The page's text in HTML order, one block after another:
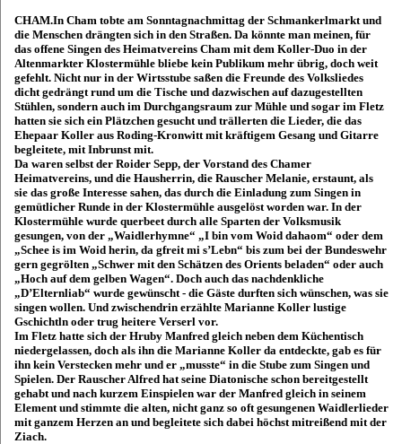
CHAM.In Cham tobte am Sonntagnachmittag der Schmankerlmarkt und
die Menschen drängten sich in den Straßen. Da könnte man meinen, für
das offene Singen des Heimatvereins Cham mit dem Koller-Duo in der
Altenmarkter Klostermühle bliebe kein Publikum mehr übrig, doch weit
gefehlt. Nicht nur in der Wirtsstube saßen die Freunde des Volksliedes
dicht gedrängt rund um die Tische und dazwischen auf dazugestellten
Stühlen, sondern auch im Durchgangsraum zur Mühle und sogar im Fletz
hatten sie sich ein Plätzchen gesucht und trällerten die Lieder, die das
Ehepaar Koller aus Roding-Kronwitt mit kräftigem Gesang und Gitarre
begleitete, mit Inbrunst mit.
Da waren selbst der Roider Sepp, der Vorstand des Chamer
Heimatvereins, und die Hausherrin, die Rauscher Melanie, erstaunt, als
sie das große Interesse sahen, das durch die Einladung zum Singen in
gemütlicher Runde in der Klostermühle ausgelöst worden war. In der
Klostermühle wurde querbeet durch alle Sparten der Volksmusik
gesungen, von der „Waidlerhymne“ „I bin vom Woid dahaom“ oder dem
„Schee is im Woid herin, da gfreit mi s’Lebn“ bis zum bei der Bundeswehr
gern gegrölten „Schwer mit den Schätzen des Orients beladen“ oder auch
„Hoch auf dem gelben Wagen“. Doch auch das nachdenkliche
„D’Elternliab“ wurde gewünscht - die Gäste durften sich wünschen, was sie
singen wollen. Und zwischendrin erzählte Marianne Koller lustige
Gschichtln oder trug heitere Verserl vor.
Im Fletz hatte sich der Hruby Manfred gleich neben dem Küchentisch
niedergelassen, doch als ihn die Marianne Koller da entdeckte, gab es für
ihn kein Verstecken mehr und er „musste“ in die Stube zum Singen und
Spielen. Der Rauscher Alfred hat seine Diatonische schon bereitgestellt
gehabt und nach kurzem Einspielen war der Manfred gleich in seinem
Element und stimmte die alten, nicht ganz so oft gesungenen Waidlerlieder
mit ganzem Herzen an und begleitete sich dabei höchst mitreißend mit der
Ziach.